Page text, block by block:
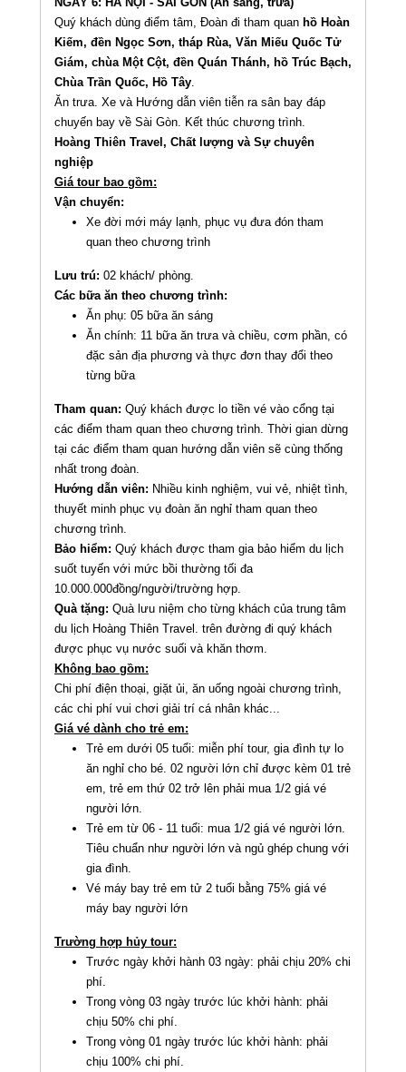
Quý khách dùng điểm tâm, Đoàn đi tham quan hồ Hoàn
Kiếm, đền Ngọc Sơn, tháp Rùa, Văn Miếu Quốc Tử
Giám, chùa Một Cột, đền Quán Thánh, hồ Trúc Bạch,
Chùa Trần Quốc, Hồ Tây.
Ăn trưa. Xe và Hướng dẫn viên tiễn ra sân bay đáp
chuyến bay về Sài Gòn. Kết thúc chương trình.
Hoàng Thiên Travel, Chất lượng và Sự chuyên
nghiệp
Giá tour bao gồm:
Vận chuyển:
Xe đời mới máy lạnh, phục vụ đưa đón tham
quan theo chương trình
Lưu trú: 02 khách/ phòng.
Các bữa ăn theo chương trình:
Ăn phụ: 05 bữa ăn sáng
Ăn chính: 11 bữa ăn trưa và chiều, cơm phần, có
đặc sản địa phương và thực đơn thay đổi theo
từng bữa
Tham quan: Quý khách được lo tiền vé vào cổng tại
các điểm tham quan theo chương trình. Thời gian dừng
tại các điểm tham quan hướng dẫn viên sẽ cùng thống
nhất trong đoàn.
Hướng dẫn viên: Nhiều kinh nghiệm, vui vẻ, nhiệt tình,
thuyết minh phục vụ đoàn ăn nghỉ tham quan theo
chương trình.
Bảo hiểm: Quý khách được tham gia bảo hiểm du lịch
suốt tuyến với mức bồi thường tối đa
10.000.000đồng/người/trường hợp.
Quà tặng: Quà lưu niệm cho từng khách của trung tâm
du lịch Hoàng Thiên Travel. trên đường đi quý khách
được phục vụ nước suối và khăn thơm.
Không bao gồm:
Chi phí điện thoại, giặt ủi, ăn uống ngoài chương trình,
các chi phí vui chơi giải trí cá nhân khác...
Giá vé dành cho trẻ em:
Trẻ em dưới 05 tuổi: miễn phí tour, gia đình tự lo
ăn nghỉ cho bé. 02 người lớn chỉ được kèm 01 trẻ
em, trẻ em thứ 02 trở lên phải mua 1/2 giá vé
người lớn.
Trẻ em từ 06 - 11 tuổi: mua 1/2 giá vé người lớn.
Tiêu chuẩn như người lớn và ngủ ghép chung với
gia đình.
Vé máy bay trẻ em tử 2 tuổi bằng 75% giá vé
máy bay người lớn
Trường hợp hủy tour:
Trước ngày khởi hành 03 ngày: phải chịu 20% chi
phí.
Trong vòng 03 ngày trước lúc khởi hành: phải
chịu 50% chi phí.
Trong vòng 01 ngày trước lúc khởi hành: phải
chịu 100% chi phí.